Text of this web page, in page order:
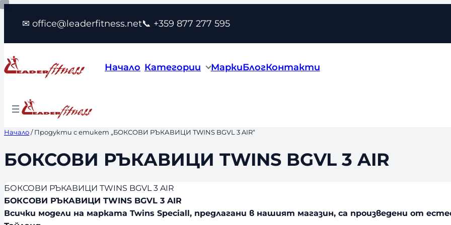
Към
съдържанието
✉ office@leaderfitness.net📞 +359 877 277 595
Начало Категории МаркиБлогКонтакти
Начало/ Продукти с етикет „БОКСОВИ РЪКАВИЦИ TWINS BGVL 3 AIR“
БОКСОВИ РЪКАВИЦИ TWINS BGVL 3 AIR
БОКСОВИ РЪКАВИЦИ TWINS BGVL 3 AIR
БОКСОВИ РЪКАВИЦИ TWINS BGVL 3 AIR
Всички модели на марката Twins Speciall, предлагани в нашият магазин, са произведени от